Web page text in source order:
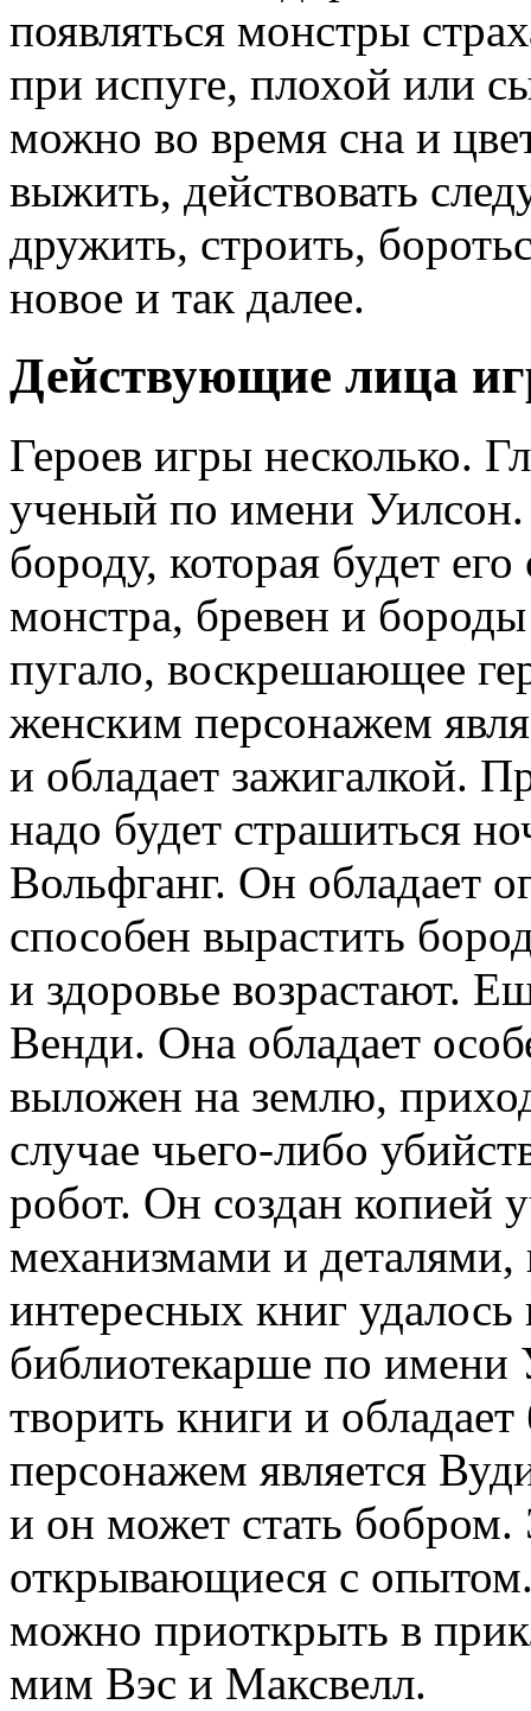
появляться монстры
при испуге, плохой или
можно во время сна и
выжить, действовать
дружить, строить,
новое и так далее.
Действующие лица
Героев игры несколько.
ученый по имени Уилсон.
бороду, которая будет
монстра, бревен и
пугало, воскрешающее
женским персонажем
и обладает зажигалкой.
надо будет страшиться
Вольфганг. Он обладает
способен вырастить
и здоровье возрастают.
Венди. Она обладает
выложен на землю,
случае чьего-либо
робот. Он создан копией
механизмами и
интересных книг удалось
библиотекарше по
творить книги и
персонажем является
и он может стать
открывающиеся с
можно приоткрыть в
мим Вэс и Максвелл.